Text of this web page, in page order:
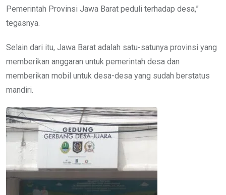
Pemerintah Provinsi Jawa Barat peduli terhadap desa,”
tegasnya.
Selain dari itu, Jawa Barat adalah satu-satunya provinsi yang
memberikan anggaran untuk pemerintah desa dan
memberikan mobil untuk desa-desa yang sudah berstatus
mandiri.